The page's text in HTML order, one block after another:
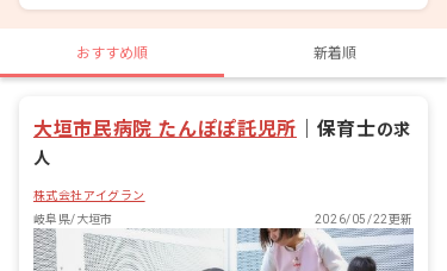
おすすめ順 新着順
大垣市民病院 たんぽぽ託児所 保育士の求
人
株式会社アイグラン
岐阜県/大垣市
2026/05/22更新